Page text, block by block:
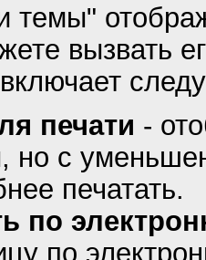
вызвать
печати -
но с
печатать.
по
по